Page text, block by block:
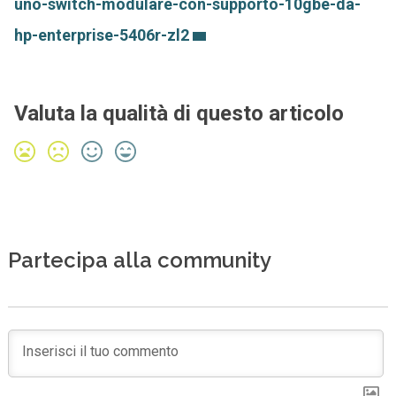
uno-switch-modulare-con-supporto-10gbe-da-
hp-enterprise-5406r-zl2
Valuta la qualità di questo articolo
Partecipa alla community